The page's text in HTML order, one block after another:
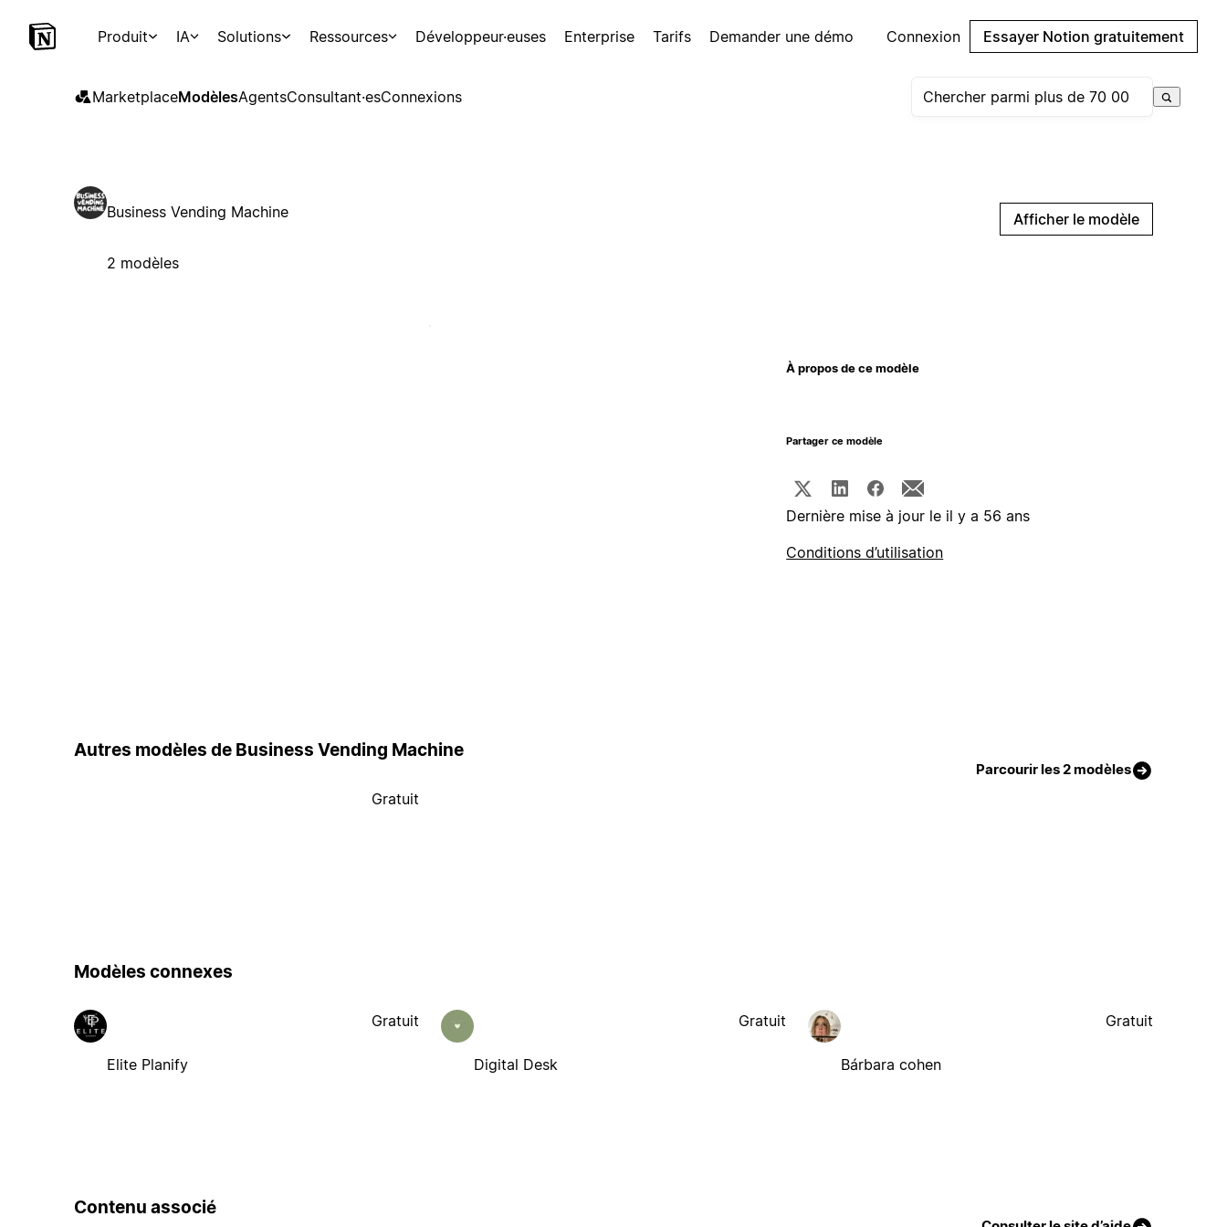
Produit IA Solutions Ressources Développeur·euses Enterprise Tarifs Demander une démo Connexion Essayer Notion gratuitement
MarketplaceModèlesAgentsConsultant·esConnexions
Business Vending Machine
2 modèles
Afficher le modèle
À propos de ce modèle
Partager ce modèle
Dernière mise à jour le il y a 56 ans
Conditions d’utilisation
Autres modèles de Business Vending Machine
Parcourir les 2 modèles
Gratuit
Modèles connexes
Elite Planify
Gratuit
Digital Desk
Gratuit
Bárbara cohen
Gratuit
Contenu associé